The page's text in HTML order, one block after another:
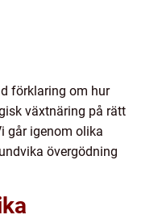
förklaring om hur
växtnäring på rätt
går igenom olika
övergödning